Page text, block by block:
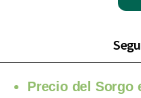
Precio del Sorgo